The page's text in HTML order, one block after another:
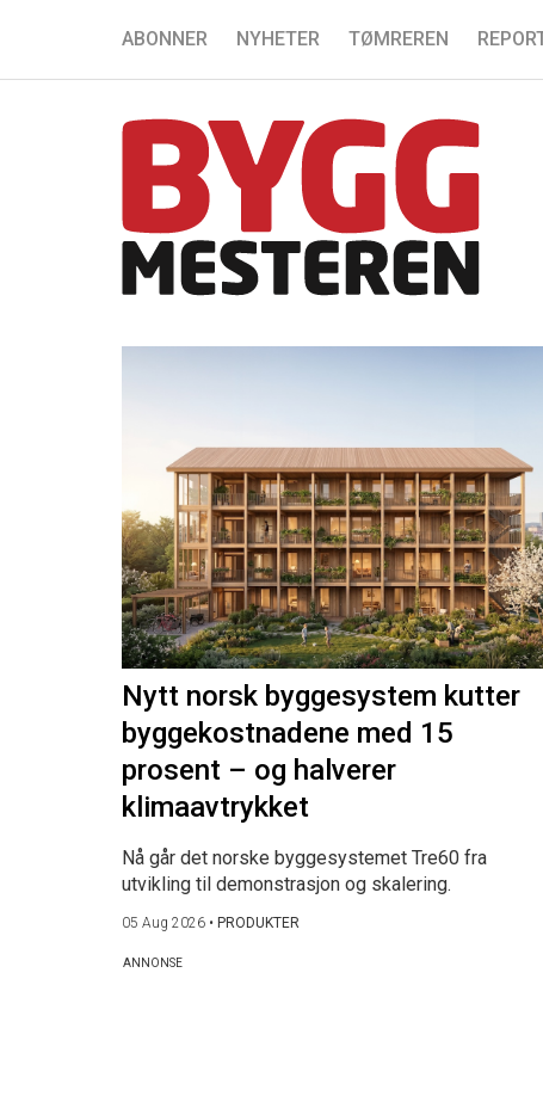
ABONNER NYHETER TØMREREN
Nytt norsk byggesystem kutter
byggekostnadene med 15
prosent – og halverer
klimaavtrykket
Nå går det norske byggesystemet Tre60 fra
utvikling til demonstrasjon og skalering.
05 Aug 2026 • PRODUKTER